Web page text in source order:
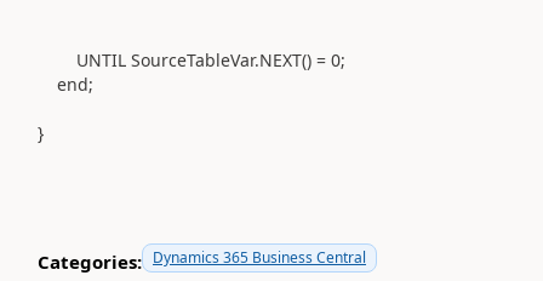
UNTIL SourceTableVar.NEXT() = 0;
end;
}
Categories: Dynamics 365 Business Central